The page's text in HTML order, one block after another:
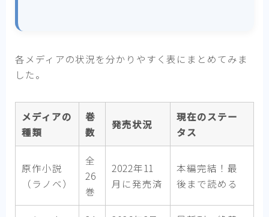
各メディアの状況を分かりやすく表にまとめてみま
した。
メディアの
種類
巻
数
発売状況
現在のステー
タス
原作小説
（ラノベ）
全
26
巻
2022年11
月に発売済
本編完結！最
後まで読める